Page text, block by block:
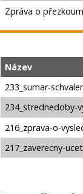
Zpráva o
Název
233_sumar-
234_strednedoby-
216_zprava-o-
217_zaverecny-